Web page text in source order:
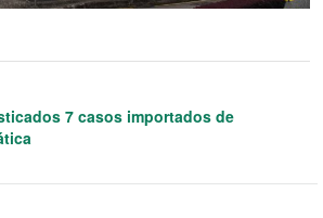
7 casos importados de